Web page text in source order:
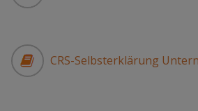
CRS-Selbsterklärung